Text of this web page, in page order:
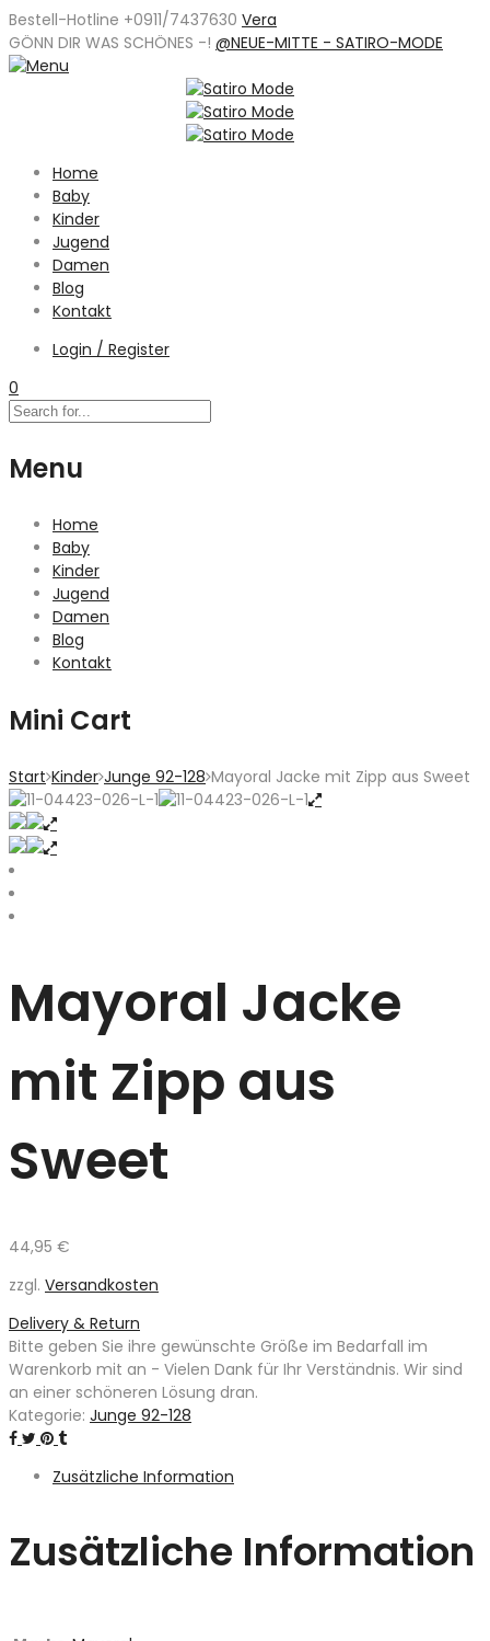
Bestell-Hotline +0911/7437630 Vera
GÖNN DIR WAS SCHÖNES -! @NEUE-MITTE - SATIRO-MODE
Home
Baby
Kinder
Jugend
Damen
Blog
Kontakt
Login / Register
0
Menu
Home
Baby
Kinder
Jugend
Damen
Blog
Kontakt
Mini Cart
Start Kinder Junge 92-128 Mayoral Jacke mit Zipp aus Sweet
Mayoral Jacke
mit Zipp aus
Sweet
44,95 €
zzgl. Versandkosten
Delivery & Return
Bitte geben Sie ihre gewünschte Größe im Bedarfall im
Warenkorb mit an - Vielen Dank für Ihr Verständnis. Wir sind
an einer schöneren Lösung dran.
Kategorie: Junge 92-128
Zusätzliche Information
Zusätzliche Information